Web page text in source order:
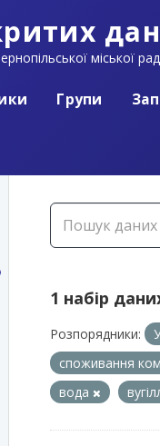
міської
Групи
1 набір
Розпорядники:
споживання
вода